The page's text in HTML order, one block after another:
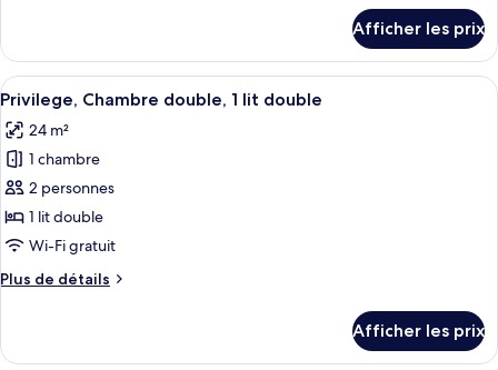
1
lit
double,
vue
sur
le
jardin
Chambre
supérieure
double,
lit
double,
vue
sur
le
jardin
Afficher les prix
Afficher
toutes
les
photos
pour
ce
type
chambre :
Coffre-fort, bureau, fer et planche à
7
Privilege, Chambre double, 1 lit double
24 m²
1 chambre
2 personnes
1 lit double
Wi-Fi gratuit
Plus de détails
Plus
Privilege,
Afficher les prix